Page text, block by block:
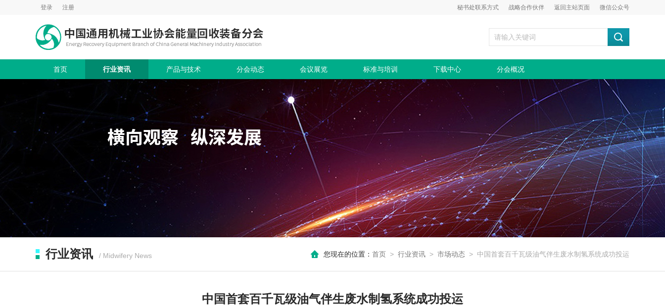
登录 注册 微信公众号
秘书处联系方式 战略合作伙伴 返回主站页面
首页 行业资讯 产品与技术 分会动态 会议展览 标准与培训 下载中心 分会概况
行业资讯 / Midwifery News 您现在的位置： 首页 > 行业资讯 > 市场动态 > 中国首套百千瓦级油气伴生废水制氢系统成功投运
中国首套百千瓦级油气伴生废水制氢系统成功投运